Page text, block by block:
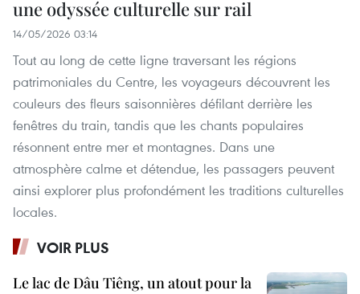
une odyssée culturelle sur rail
14/05/2026 03:14
Tout au long de cette ligne traversant les régions
patrimoniales du Centre, les voyageurs découvrent les
couleurs des fleurs saisonnières défilant derrière les
fenêtres du train, tandis que les chants populaires
résonnent entre mer et montagnes. Dans une
atmosphère calme et détendue, les passagers peuvent
ainsi explorer plus profondément les traditions culturelles
locales.
VOIR PLUS
Le lac de Dâu Tiêng, un atout pour la